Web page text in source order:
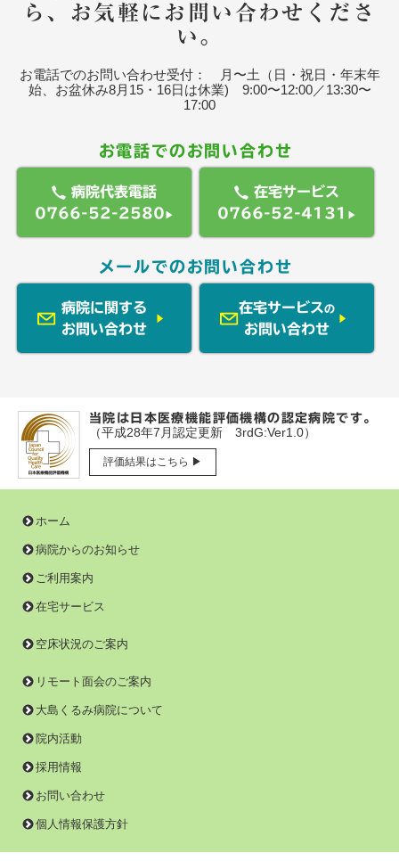
ら、お気軽にお問い合わせくださ
い。
お電話でのお問い合わせ受付： 月〜土（日・祝日・年末年
始、お盆休み8月15・16日は休業) 9:00〜12:00／13:30〜
17:00
お電話でのお問い合わせ
病院代表電話
0766-52-2580 ▶︎
在宅サービス
0766-52-4131
▶︎
メールでのお問い合わせ
病院に関する
お問い合わせ
在宅サービスの
お問い合わせ
当院は日本医療機能評価機構の認定病院です。
（平成28年7月認定更新 3rdG:Ver1.0）
評価結果はこちら ▶
ホーム
病院からのお知らせ
ご利用案内
在宅サービス
空床状況のご案内
リモート面会のご案内
大島くるみ病院について
院内活動
採用情報
お問い合わせ
個人情報保護方針